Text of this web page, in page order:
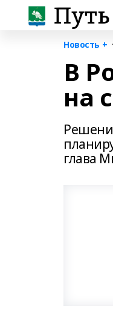
Новость +
В
на
глава